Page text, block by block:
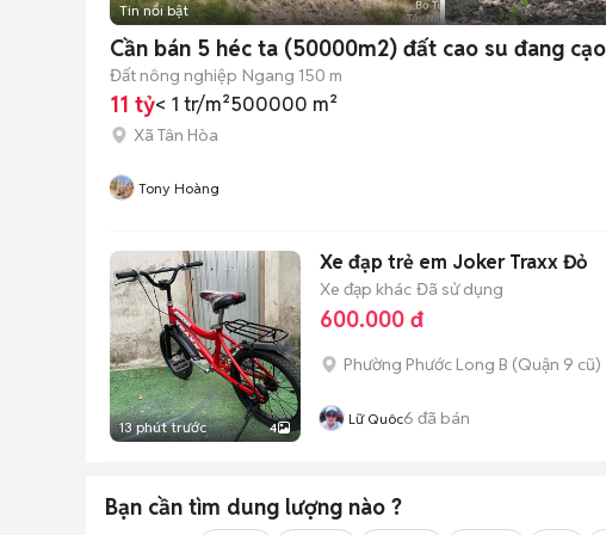
Tin nổi bật
Cần bán 5 héc ta (50000m2) đất cao su đang
Đất nông nghiệp Ngang 150 m
11 tỷ< 1 tr/m²500000 m²
Xã Tân Hòa
Tony Hoàng
13 phút trước 4
Xe đạp trẻ em Joker Traxx Đỏ
Xe đạp khác Đã sử dụng
600.000 đ
Phường Phước Long B (Quận 9 cũ)
Lữ Quôc6 đã bán
Bạn cần tìm dung lượng nào ?